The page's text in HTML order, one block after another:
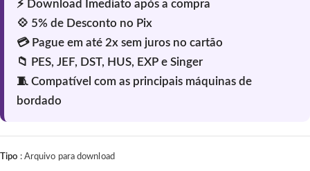
Tipo : Arquivo para download